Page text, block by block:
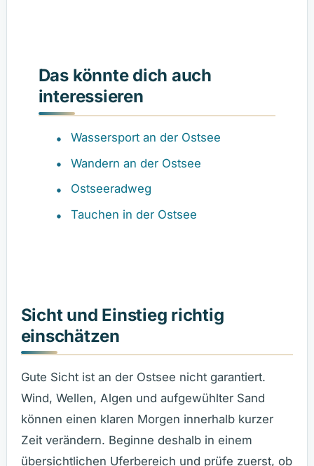
Das könnte dich auch
interessieren
Wassersport an der Ostsee
Wandern an der Ostsee
Ostseeradweg
Tauchen in der Ostsee
Sicht und Einstieg richtig
einschätzen
Gute Sicht ist an der Ostsee nicht garantiert.
Wind, Wellen, Algen und aufgewühlter Sand
können einen klaren Morgen innerhalb kurzer
Zeit verändern. Beginne deshalb in einem
übersichtlichen Uferbereich und prüfe zuerst, ob